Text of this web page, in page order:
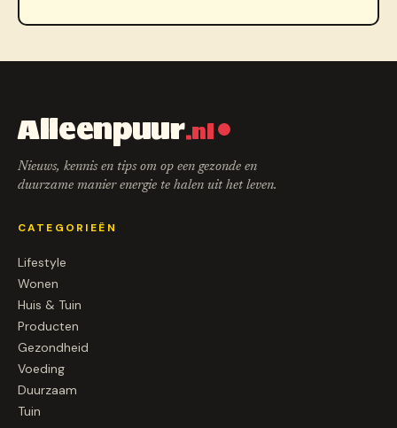
Alleenpuur.nl
Nieuws, kennis en tips om op een gezonde en
duurzame manier energie te halen uit het leven.
CATEGORIEËN
Lifestyle
Wonen
Huis & Tuin
Producten
Gezondheid
Voeding
Duurzaam
Tuin